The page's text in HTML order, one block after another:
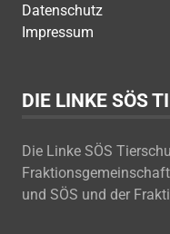
Datenschutz
Impressum
DIE LINKE SÖS
Die Linke SÖS
und SÖS und der